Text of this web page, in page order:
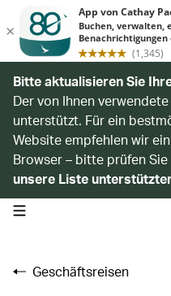
Bitte aktualisieren Sie
Der von Ihnen
unterstützt. Für ein
Website empfehlen wir
Browser – bitte prüfen Sie
unsere Liste
open navigation menu
Geschäftsreisen